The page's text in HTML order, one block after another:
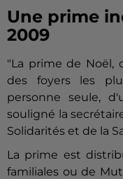
Une prime
2009
"La prime de Noël,
des foyers les
personne seule,
souligné la
Solidarités et de la
La prime est
familiales ou de